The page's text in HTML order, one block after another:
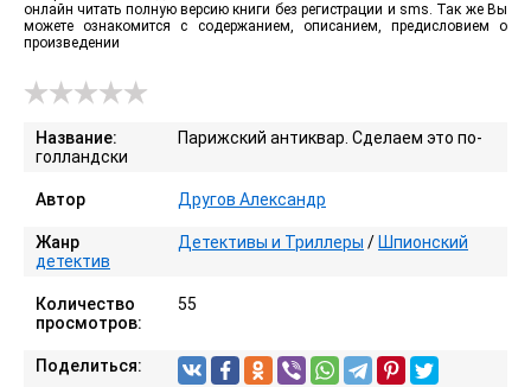
онлайн читать полную версию книги без регистрации и sms. Так же Вы
можете ознакомится с содержанием, описанием, предисловием о
произведении
Название:
Парижский антиквар. Сделаем это по-
голландски
Автор Другов Александр
Жанр Детективы и Триллеры / Шпионский
детектив
Количество
просмотров:
55
Поделиться: